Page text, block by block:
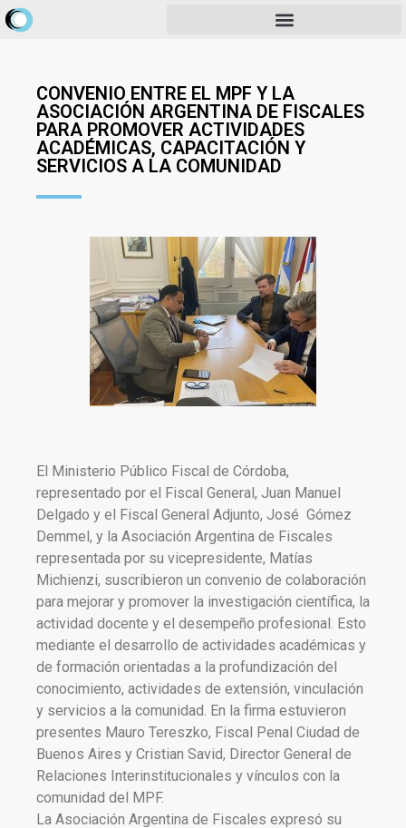
CONVENIO ENTRE EL MPF Y LA
ASOCIACIÓN ARGENTINA DE FISCALES
PARA PROMOVER ACTIVIDADES
ACADÉMICAS, CAPACITACIÓN Y
SERVICIOS A LA COMUNIDAD
El Ministerio Público Fiscal de Córdoba,
representado por el Fiscal General, Juan Manuel
Delgado y el Fiscal General Adjunto, José Gómez
Demmel, y la Asociación Argentina de Fiscales
representada por su vicepresidente, Matías
Michienzi, suscribieron un convenio de colaboración
para mejorar y promover la investigación científica, la
actividad docente y el desempeño profesional. Esto
mediante el desarrollo de actividades académicas y
de formación orientadas a la profundización del
conocimiento, actividades de extensión, vinculación
y servicios a la comunidad. En la firma estuvieron
presentes Mauro Tereszko, Fiscal Penal Ciudad de
Buenos Aires y Cristian Savid, Director General de
Relaciones Interinstitucionales y vínculos con la
comunidad del MPF.
La Asociación Argentina de Fiscales expresó su